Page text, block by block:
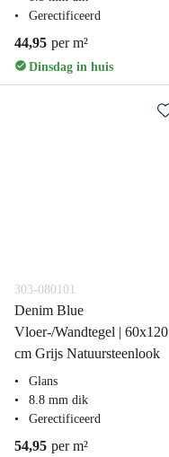
Gerectificeerd
44,95 per m²
Dinsdag in huis
303-080101
Denim Blue
Vloer-/Wandtegel | 60x120
cm Grijs Natuursteenlook
Glans
8.8 mm dik
Gerectificeerd
54,95 per m²